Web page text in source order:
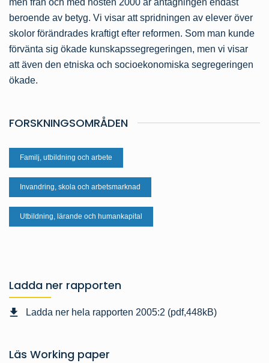
men från och med hösten 2000 är antagningen endast
beroende av betyg. Vi visar att spridningen av elever över
skolor förändrades kraftigt efter reformen. Som man kunde
förvänta sig ökade kunskapssegregeringen, men vi visar
att även den etniska och socioekonomiska segregeringen
ökade.
FORSKNINGSOMRÅDEN
Familj, utbildning och arbete
Invandring, skola och arbetsmarknad
Utbildning, lärande och humankapital
Ladda ner rapporten
Ladda ner hela rapporten 2005:2 (pdf,448kB)
Läs Working paper